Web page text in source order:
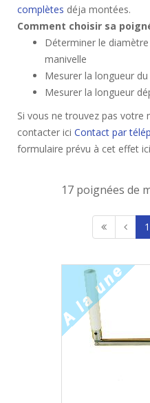
complètes déja montées.
Comment choisir sa
Déterminer le
manivelle
Mesurer la longueur
Mesurer la longueur
Si vous ne trouvez pas votre
contacter ici Contact par
formulaire prévu à cet effet ici
17 poignées de
1